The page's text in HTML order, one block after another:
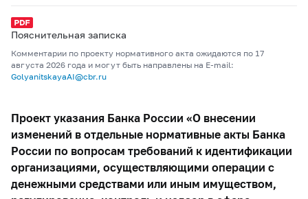
Пояснительная записка
Комментарии по проекту нормативного акта ожидаются по 17
августа 2026 года и могут быть направлены на E-mail:
GolyanitskayaAI@cbr.ru
Проект указания Банка России «О внесении
изменений в отдельные нормативные акты Банка
России по вопросам требований к идентификации
организациями, осуществляющими операции с
денежными средствами или иным имуществом,